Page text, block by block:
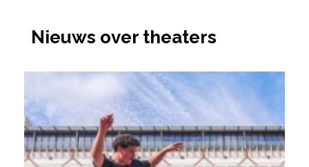
Nieuws over theaters